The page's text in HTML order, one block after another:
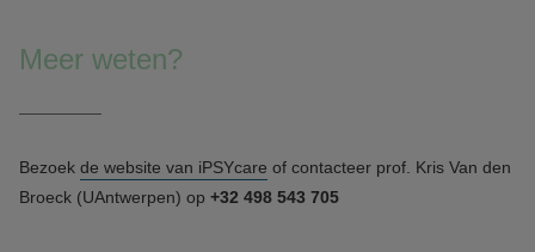
Meer weten?
Bezoek de website van iPSYcare of contacteer prof. Kris Van den
Broeck (UAntwerpen) op +32 498 543 705